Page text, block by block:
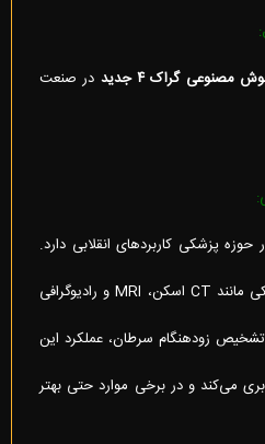
مصنوعی گراک ۴ جدید
در صنعت
حوزه پزشکی کاربردهای انقلابی دارد.
این مدل قادر است تصاویر پزشکی مانند CT اسکن، MRI و رادیوگرافی
کند. در تشخیص زودهنگام سرطان، عملکرد این
می‌کند و در برخی موارد حتی بهتر